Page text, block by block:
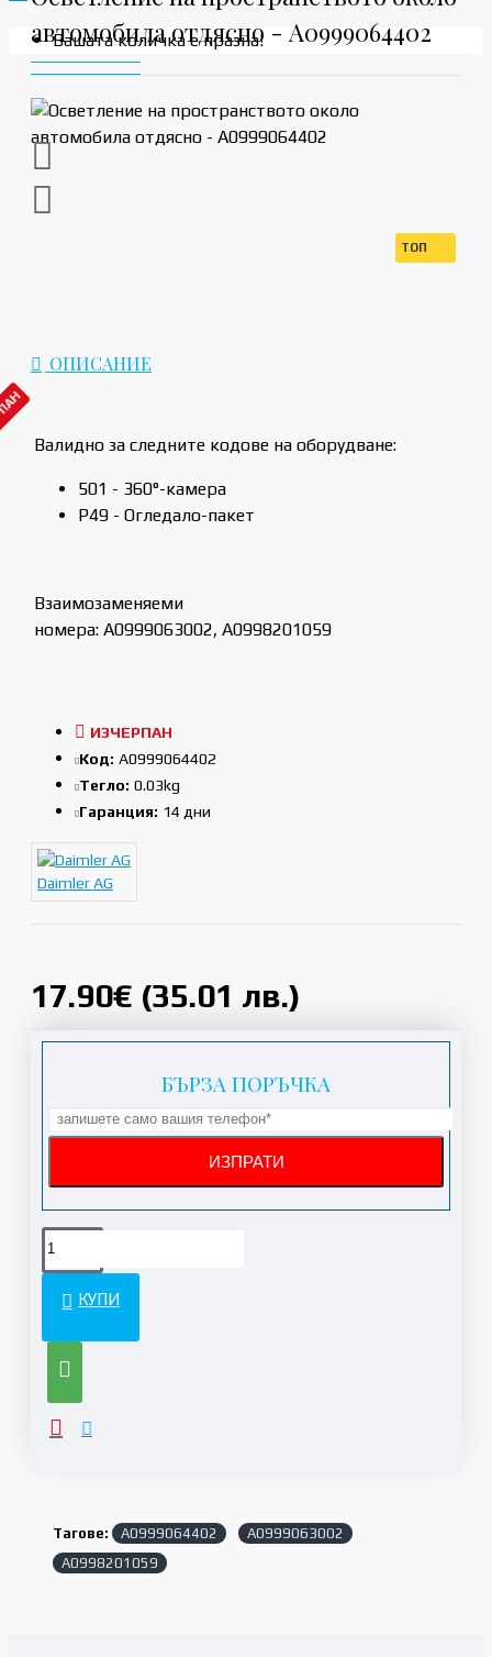
Вашата количка е празна!
автомобила отдясно - A0999064402
ТОП
ОПИСАНИЕ
Валидно за следните кодове на оборудване:
501 - 360°-камера
P49 - Огледало-пакет
Взаимозаменяеми
номера: A0999063002, A0998201059
17.90€ (35.01 лв.)
ИЗЧЕРПАН
Код: A0999064402
Тегло: 0.03kg
Гаранция: 14 дни
Daimler AG
БЪРЗА ПОРЪЧКА
КУПИ
Тагове: A0999064402
A0999063002
A0998201059